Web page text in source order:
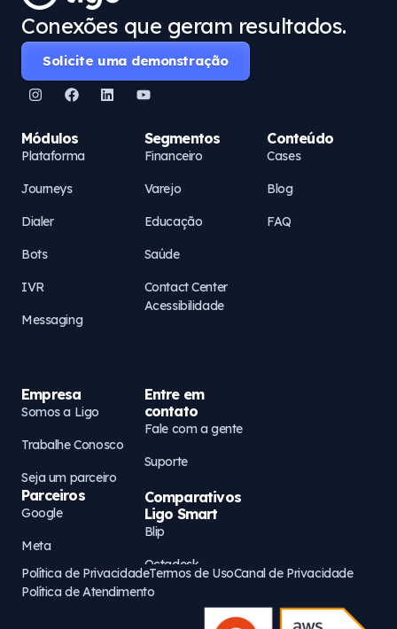
Conexões que geram resultados.
Solicite uma demonstração
Módulos
Plataforma
Journeys
Dialer
Bots
IVR
Messaging
Segmentos
Financeiro
Varejo
Educação
Saúde
Contact Center
Acessibilidade
Conteúdo
Cases
Blog
FAQ
Empresa
Somos a Ligo
Trabalhe Conosco
Seja um parceiro
Parceiros
Google
Meta
AWS
Entre em
contato
Fale com a gente
Suporte
Comparativos
Ligo Smart
Blip
Octadesk
Zenvia
Política de PrivacidadeTermos de UsoCanal de Privacidade
Política de Atendimento